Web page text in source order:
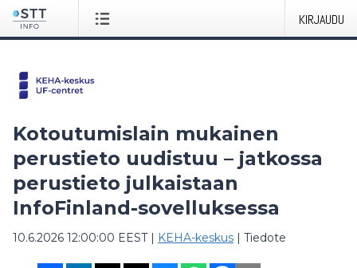
KIRJAUDU
Kotoutumislain mukainen
perustieto uudistuu – jatkossa
perustieto julkaistaan
InfoFinland-sovelluksessa
10.6.2026 12:00:00 EEST| KEHA-keskus | Tiedote